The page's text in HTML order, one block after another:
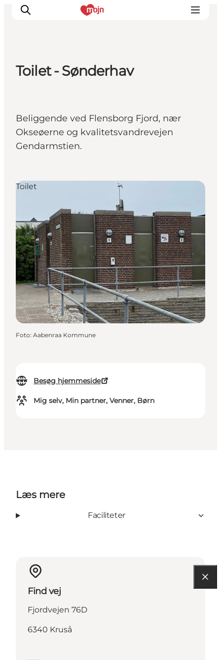
Det sker
Overnatning
Planlæg din ferie
Toilet - Sønderhav
Beliggende ved Flensborg Fjord, nær
Okseøerne og kvalitetsvandrevejen
Gendarmstien.
Besøg hjemmeside
Mig selv, Min partner, Venner, Børn
Toilet
Foto: Aabenraa Kommune
Læs mere
Faciliteter
Find vej
Fjordvejen 76D
6340 Kruså